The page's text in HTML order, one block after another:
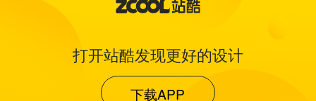
打开站酷发现更好的设计
下载APP